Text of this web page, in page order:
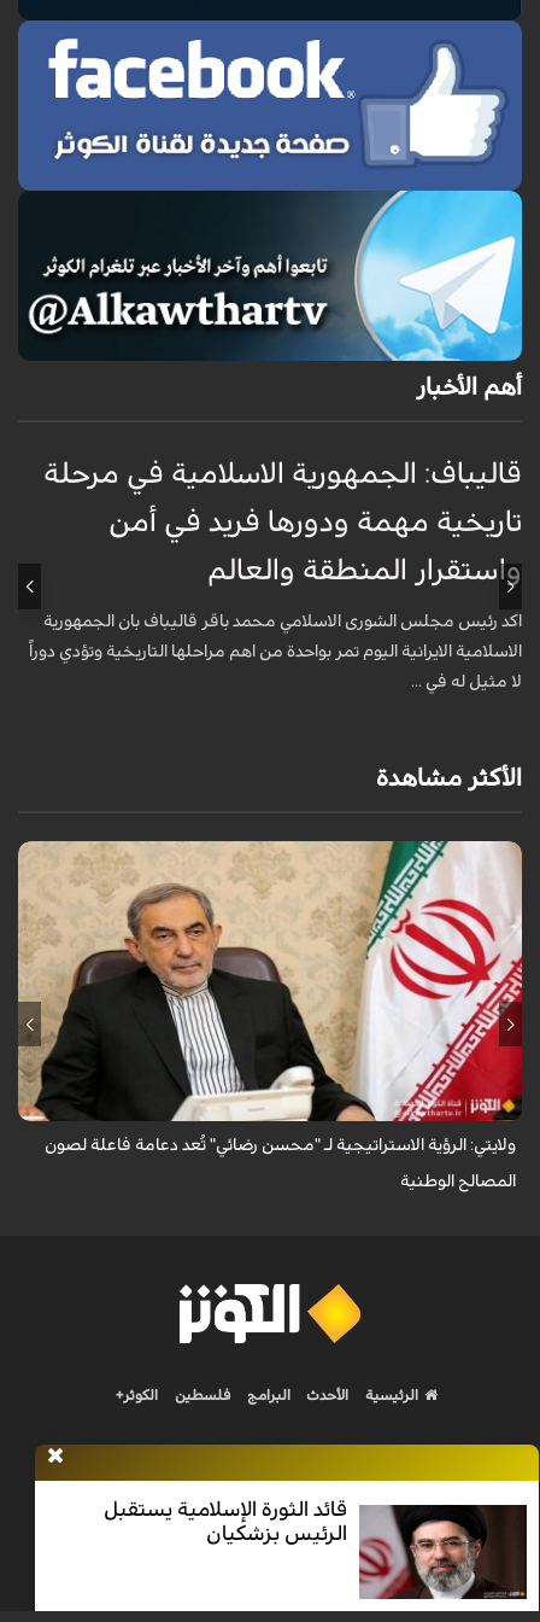
أهم الأخبار
قاليباف: الجمهورية الاسلامية في مرحلة
تاريخية مهمة ودورها فريد في أمن
واستقرار المنطقة والعالم
اكد رئيس مجلس الشورى الاسلامي محمد باقر قاليباف بان الجمهورية
الاسلامية الايرانية اليوم تمر بواحدة من اهم مراحلها التاريخية وتؤدي دوراً
لا مثيل له في ...
الأكثر مشاهدة
كتب مستشار قائد الثورة الإسلامية للشؤون الدولية "علي أكبر ولايتي"، في رسالة
هنأ فيها "محسن رضائي" بتعيينه أمينا للمجلس الأعلى للأمن القومي، قائلا:
ولايتي: الرؤية الاستراتيجية لـ "محسن رضائي" تُعد دعامة فاعلة لصون
المصالح الوطنية
قائد الثورة الإسلامية يستقبل
الرئيس بزشكيان
الرئيسية الأحدث البرامج فلسطين الكوثر+
Nilesat 11900 V | Badr 8 11747 V | Badr5 12284 V